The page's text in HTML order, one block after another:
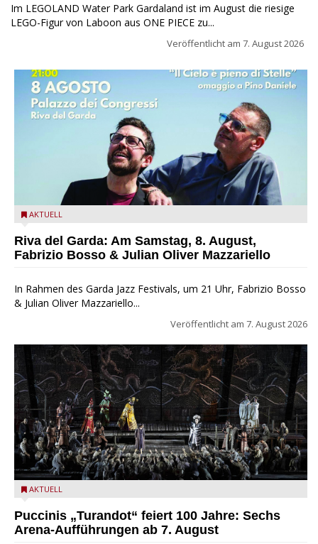
Im LEGOLAND Water Park Gardaland ist im August die riesige
LEGO-Figur von Laboon aus ONE PIECE zu...
Veröffentlicht am 7. August 2026
Fabrizio Bosso & Julian Oliver Mazzariello zu Gast beim Garda
AKTUELL
Riva del Garda: Am Samstag, 8. August,
Fabrizio Bosso & Julian Oliver Mazzariello
In Rahmen des Garda Jazz Festivals, um 21 Uhr, Fabrizio Bosso
& Julian Oliver Mazzariello...
Veröffentlicht am 7. August 2026
Turandot in der Arena von Verona - Ennevi für Fondazione
AKTUELL
Puccinis „Turandot“ feiert 100 Jahre: Sechs
Arena-Aufführungen ab 7. August